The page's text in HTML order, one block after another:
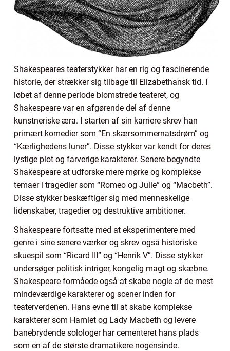
Shakespeares teaterstykker har en rig og fascinerende
historie, der strækker sig tilbage til Elizabethansk tid. I
løbet af denne periode blomstrede teateret, og
Shakespeare var en afgørende del af denne
kunstneriske æra. I starten af sin karriere skrev han
primært komedier som “En skærsommernatsdrøm” og
“Kærlighedens luner”. Disse stykker var kendt for deres
lystige plot og farverige karakterer. Senere begyndte
Shakespeare at udforske mere mørke og komplekse
temaer i tragedier som “Romeo og Julie” og “Macbeth”.
Disse stykker beskæftiger sig med menneskelige
lidenskaber, tragedier og destruktive ambitioner.
Shakespeare fortsatte med at eksperimentere med
genre i sine senere værker og skrev også historiske
skuespil som “Ricard III” og “Henrik V”. Disse stykker
undersøger politisk intriger, kongelig magt og skæbne.
Shakespeare formåede også at skabe nogle af de mest
mindeværdige karakterer og scener inden for
teaterverdenen. Hans evne til at skabe komplekse
karakterer som Hamlet og Lady Macbeth og levere
banebrydende solologer har cementeret hans plads
som en af de største dramatikere nogensinde.